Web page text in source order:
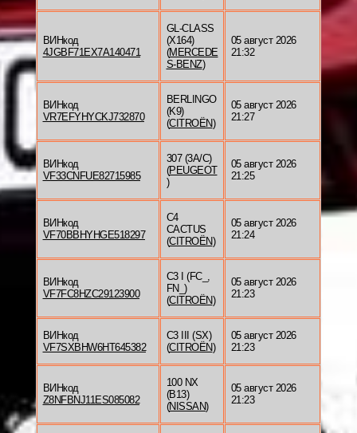
ВИНкод
4JGBF71EX7A140471
GL-CLASS
(X164)
(MERCEDE
S-BENZ)
05 август 2026
21:32
ВИНкод
VR7EFYHYCKJ732870
BERLINGO
(K9)
(CITROËN)
05 август 2026
21:27
ВИНкод
VF33CNFUE82715985
307 (3A/C)
(PEUGEOT
)
05 август 2026
21:25
ВИНкод
VF70BBHYHGE518297
C4
CACTUS
(CITROËN)
05 август 2026
21:24
ВИНкод
VF7FC8HZC29123900
C3 I (FC_,
FN_)
(CITROËN)
05 август 2026
21:23
ВИНкод
VF7SXBHW6HT645382
C3 III (SX)
(CITROËN)
05 август 2026
21:23
ВИНкод
Z8NFBNJ11ES085082
100 NX
(B13)
(NISSAN)
05 август 2026
21:23